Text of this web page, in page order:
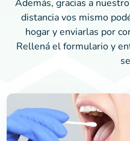
Además, gracias a
distancia vos mismo
hogar y enviarlas por
Rellená el formulario y